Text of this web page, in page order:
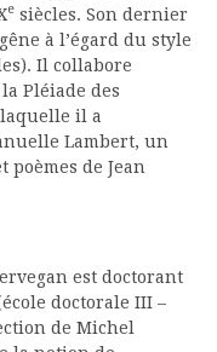
e siècles. Son dernier
à l’égard du style
Il collabore
Pléiade des
il a
Lambert, un
poèmes de Jean
est doctorant
doctorale III –
de Michel